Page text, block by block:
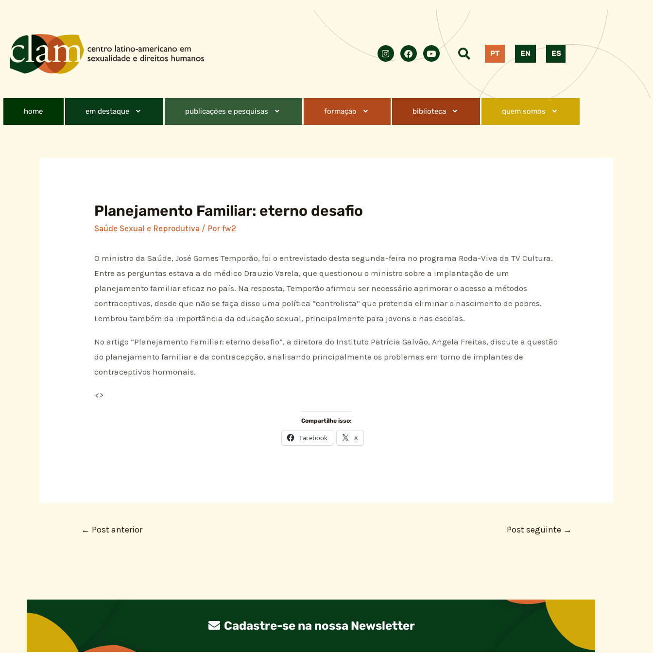
PT EN ES
home em destaque publicações e pesquisas formação biblioteca quem somos
Planejamento Familiar: eterno desafio
Saúde Sexual e Reprodutiva / Porfw2
O ministro da Saúde, José Gomes Temporão, foi o entrevistado desta segunda-feira no programa Roda-Viva da TV Cultura.
Entre as perguntas estava a do médico Drauzio Varela, que questionou o ministro sobre a implantação de um
planejamento familiar eficaz no país. Na resposta, Temporão afirmou ser necessário aprimorar o acesso a métodos
contraceptivos, desde que não se faça disso uma política “controlista” que pretenda eliminar o nascimento de pobres.
Lembrou também da importância da educação sexual, principalmente para jovens e nas escolas.
No artigo “Planejamento Familiar: eterno desafio”, a diretora do Instituto Patrícia Galvão, Angela Freitas, discute a questão
do planejamento familiar e da contracepção, analisando principalmente os problemas em torno de implantes de
contraceptivos hormonais.
<>
Compartilhe isso:
Facebook X
← Post anterior Post seguinte →
Cadastre-se na nossa Newsletter